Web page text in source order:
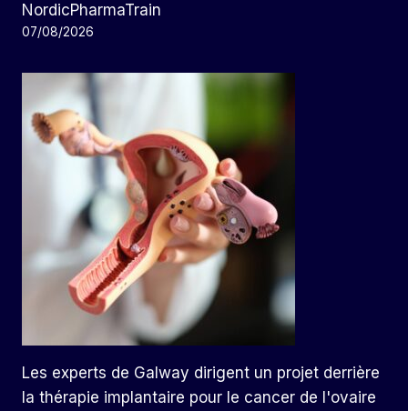
NordicPharmaTrain
07/08/2026
Les experts de Galway dirigent un projet derrière
la thérapie implantaire pour le cancer de l'ovaire